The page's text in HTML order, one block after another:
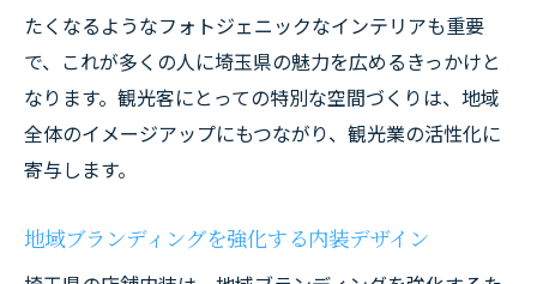
たくなるようなフォトジェニックなインテリアも重要
で、これが多くの人に埼玉県の魅力を広めるきっかけと
なります。観光客にとっての特別な空間づくりは、地域
全体のイメージアップにもつながり、観光業の活性化に
寄与します。
地域ブランディングを強化する内装デザイン